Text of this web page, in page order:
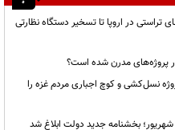
در اروپا تا تسخیر دستگاه نظارتی
پروژه‌های مدرن شده است؟
نسل‌کشی و کوچ اجباری مردم غزه را
بخشنامه جدید دولت ابلاغ شد